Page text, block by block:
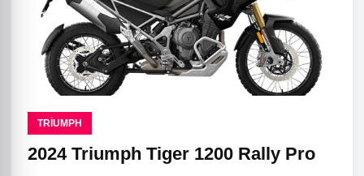
TRIUMPH
2024 Triumph Tiger 1200 Rally Pro